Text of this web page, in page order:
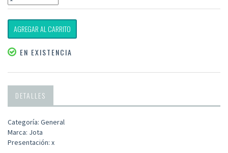
AGREGAR AL CARRITO
EN EXISTENCIA
DETALLES
Categoría: General
Marca: Jota
Presentación: x